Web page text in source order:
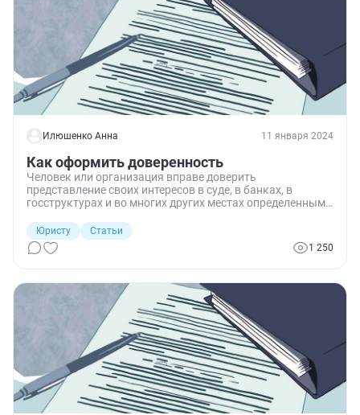
Илюшенко Анна 11 января 2024
Как оформить доверенность
Человек или организация вправе доверить
представление своих интересов в суде, в банках, в
госструктурах и во многих других местах определенным
документ — доверенность. Разберем нюансы
составления разного вида этих документов и их
образцы.
Юристу
Статьи
1 250